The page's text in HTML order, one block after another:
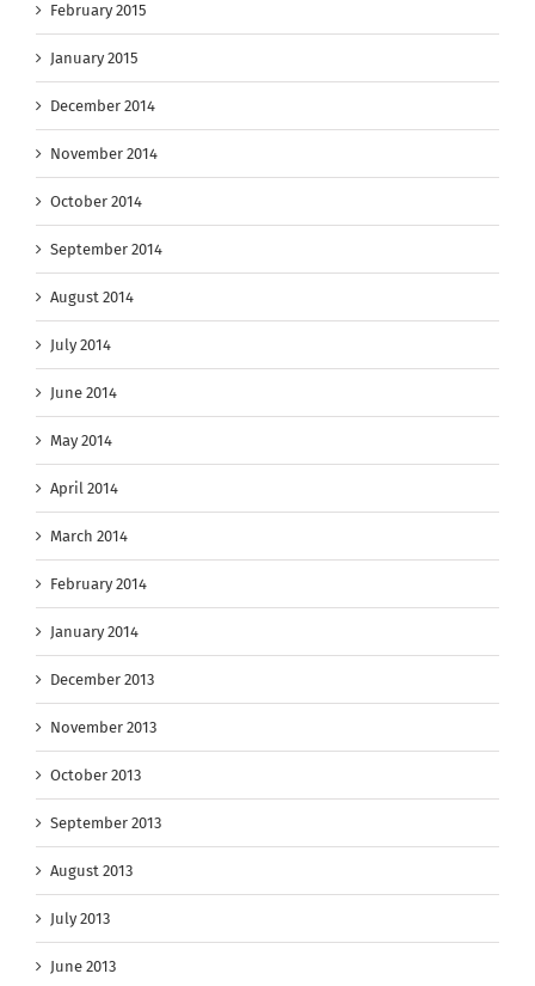
February 2015
January 2015
December 2014
November 2014
October 2014
September 2014
August 2014
July 2014
June 2014
May 2014
April 2014
March 2014
February 2014
January 2014
December 2013
November 2013
October 2013
September 2013
August 2013
July 2013
June 2013